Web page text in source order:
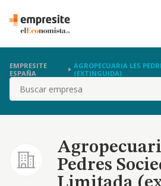
EMPRESITE
ESPAÑA
AGROPECUARIA LES
(EXTINGUIDA)
Buscar
Pedres